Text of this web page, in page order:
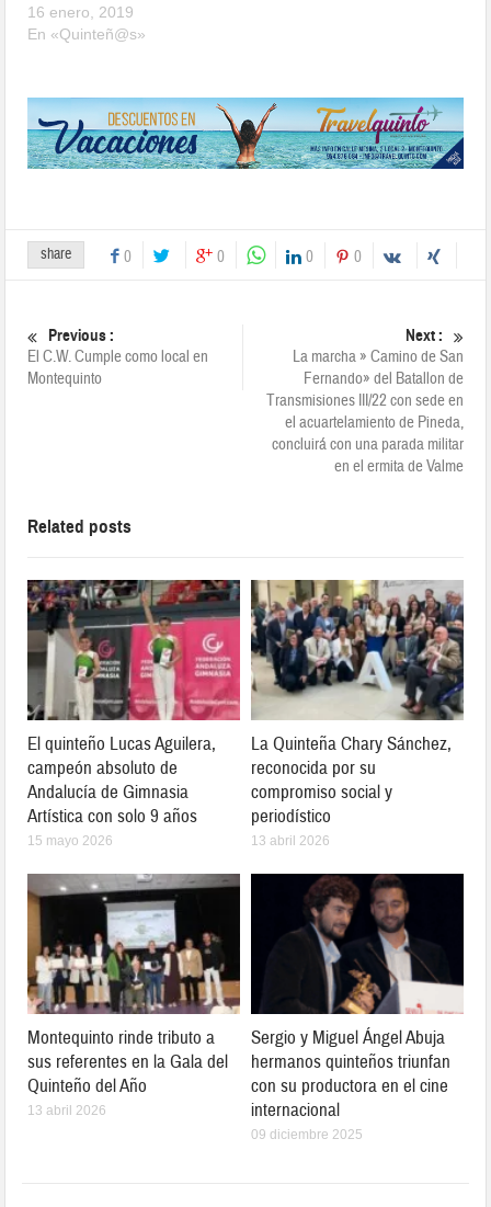
16 enero, 2019
En «Quinteñ@s»
share 0 0 0 0
Previous :
El C.W. Cumple como local en
Montequinto
Next :
La marcha » Camino de San
Fernando» del Batallon de
Transmisiones III/22 con sede en
el acuartelamiento de Pineda,
concluirá con una parada militar
en el ermita de Valme
Related posts
El quinteño Lucas Aguilera,
campeón absoluto de
Andalucía de Gimnasia
Artística con solo 9 años
15 mayo 2026
La Quinteña Chary Sánchez,
reconocida por su
compromiso social y
periodístico
13 abril 2026
Montequinto rinde tributo a
sus referentes en la Gala del
Quinteño del Año
13 abril 2026
Sergio y Miguel Ángel Abuja
hermanos quinteños triunfan
con su productora en el cine
internacional
09 diciembre 2025